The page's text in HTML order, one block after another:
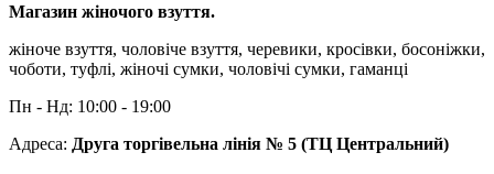
Магазин жіночого взуття.
жіноче взуття, чоловіче взуття, черевики, кросівки, босоніжки,
чоботи, туфлі, жіночі сумки, чоловічі сумки, гаманці
Пн - Нд: 10:00 - 19:00
Адреса: Друга торгівельна лінія № 5 (ТЦ Центральний)